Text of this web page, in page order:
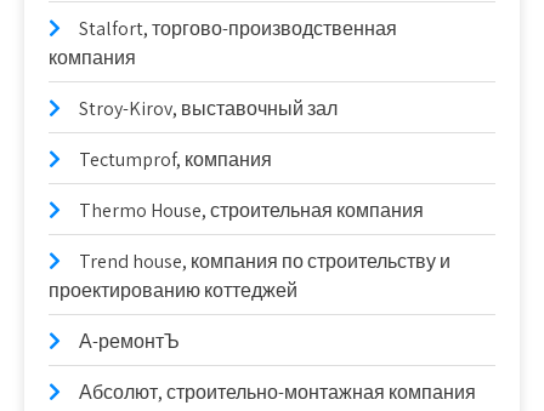
Stalfort, торгово-производственная
компания
Stroy-Kirov, выставочный зал
Tectumprof, компания
Thermo House, строительная компания
Trend house, компания по строительству и
проектированию коттеджей
А-ремонтЪ
Абсолют, строительно-монтажная компания